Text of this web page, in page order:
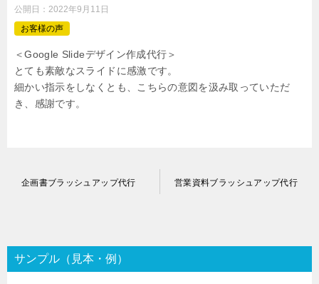
公開日： 2022年9月11日
お客様の声
＜Google Slideデザイン作成代行＞
とても素敵なスライドに感激です。
細かい指示をしなくとも、こちらの意図を汲み取っていただ
き、感謝です。
ゲ
ー
シ
企画書ブラッシュアップ代行 営業資料ブラッシュアップ代行
サンプル（見本・例）